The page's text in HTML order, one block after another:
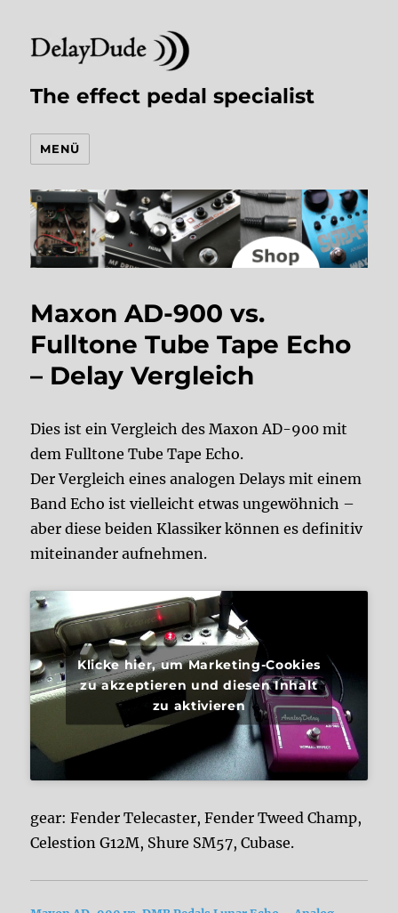
The effect pedal specialist
MENÜ
Maxon AD-900 vs.
Fulltone Tube Tape Echo
– Delay Vergleich
Dies ist ein Vergleich des Maxon AD-900 mit
dem Fulltone Tube Tape Echo.
Der Vergleich eines analogen Delays mit einem
Band Echo ist vielleicht etwas ungewöhnich –
aber diese beiden Klassiker können es definitiv
miteinander aufnehmen.
Klicke hier, um Marketing-Cookies
zu akzeptieren und diesen Inhalt
zu aktivieren
gear: Fender Telecaster, Fender Tweed Champ,
Celestion G12M, Shure SM57, Cubase.